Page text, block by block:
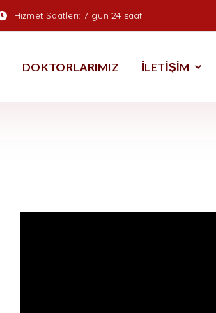
Hizmet Saatleri: 7 gün 24 saat
DOKTORLARIMIZ İLETIŞIM